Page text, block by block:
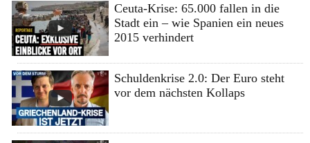
Ceuta-Krise: 65.000 fallen in die
Stadt ein – wie Spanien ein neues
2015 verhindert
Schuldenkrise 2.0: Der Euro steht
vor dem nächsten Kollaps